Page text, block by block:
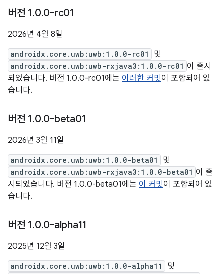
버전 1.0.0-rc01
2026년 4월 8일
androidx.core.uwb:uwb:1.0.0-rc01 및
androidx.core.uwb:uwb-rxjava3:1.0.0-rc01 이 출시
되었습니다. 버전 1.0.0-rc01에는 이러한 커밋이 포함되어 있
습니다.
버전 1.0.0-beta01
2026년 3월 11일
androidx.core.uwb:uwb:1.0.0-beta01 및
androidx.core.uwb:uwb-rxjava3:1.0.0-beta01 이 출
시되었습니다. 버전 1.0.0-beta01에는 이 커밋이 포함되어 있
습니다.
버전 1.0.0-alpha11
2025년 12월 3일
androidx.core.uwb:uwb:1.0.0-alpha11 및